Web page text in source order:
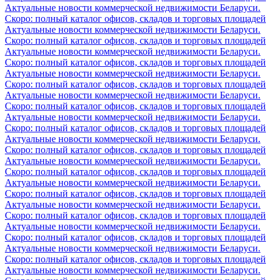
Актуальные новости коммерческой недвижимости Беларуси.
Скоро: полный каталог офисов, складов и торговых площадей
Актуальные новости коммерческой недвижимости Беларуси.
Скоро: полный каталог офисов, складов и торговых площадей
Актуальные новости коммерческой недвижимости Беларуси.
Скоро: полный каталог офисов, складов и торговых площадей
Актуальные новости коммерческой недвижимости Беларуси.
Скоро: полный каталог офисов, складов и торговых площадей
Актуальные новости коммерческой недвижимости Беларуси.
Скоро: полный каталог офисов, складов и торговых площадей
Актуальные новости коммерческой недвижимости Беларуси.
Скоро: полный каталог офисов, складов и торговых площадей
Актуальные новости коммерческой недвижимости Беларуси.
Скоро: полный каталог офисов, складов и торговых площадей
Актуальные новости коммерческой недвижимости Беларуси.
Скоро: полный каталог офисов, складов и торговых площадей
Актуальные новости коммерческой недвижимости Беларуси.
Скоро: полный каталог офисов, складов и торговых площадей
Актуальные новости коммерческой недвижимости Беларуси.
Скоро: полный каталог офисов, складов и торговых площадей
Актуальные новости коммерческой недвижимости Беларуси.
Скоро: полный каталог офисов, складов и торговых площадей
Актуальные новости коммерческой недвижимости Беларуси.
Скоро: полный каталог офисов, складов и торговых площадей
Актуальные новости коммерческой недвижимости Беларуси.